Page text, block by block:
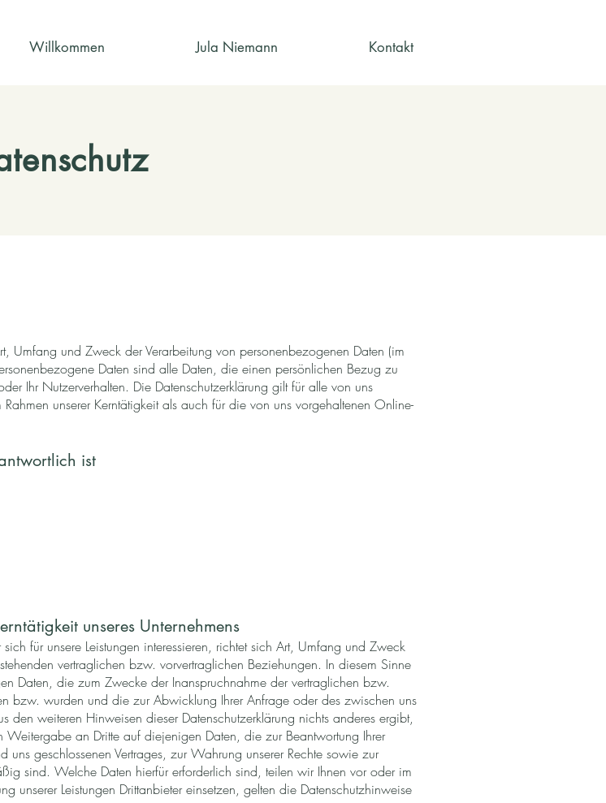
Willkommen Jula Niemann Kontakt
Umfang und Zweck der Verarbeitung von personenbezogenen Daten (im
Daten sind alle Daten, die einen persönlichen Bezug zu
Ihr Nutzerverhalten. Die Datenschutzerklärung gilt für alle von uns
unserer Kerntätigkeit als auch für die von uns vorgehaltenen Online-
ist
unseres Unternehmens
für unsere Leistungen interessieren, richtet sich Art, Umfang und Zweck
vertraglichen bzw. vorvertraglichen Beziehungen. In diesem Sinne
Daten, die zum Zwecke der Inanspruchnahme der vertraglichen bzw.
bzw. wurden und die zur Abwicklung Ihrer Anfrage oder des zwischen uns
den weiteren Hinweisen dieser Datenschutzerklärung nichts anderes ergibt,
Weitergabe an Dritte auf diejenigen Daten, die zur Beantwortung Ihrer
geschlossenen Vertrages, zur Wahrung unserer Rechte sowie zur
sind. Welche Daten hierfür erforderlich sind, teilen wir Ihnen vor oder im
unserer Leistungen Drittanbieter einsetzen, gelten die Datenschutzhinweise